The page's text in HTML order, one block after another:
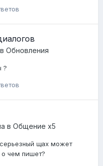
Обновления
?
в Общение x5
щах может
чем пишет?